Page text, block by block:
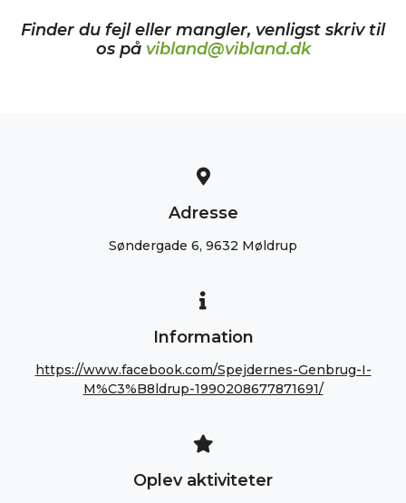
Finder du fejl eller mangler, venligst skriv til
os på vibland@vibland.dk
Adresse
Søndergade 6, 9632 Møldrup
Information
https://www.facebook.com/Spejdernes-Genbrug-I-
M%C3%B8ldrup-1990208677871691/
Oplev aktiviteter